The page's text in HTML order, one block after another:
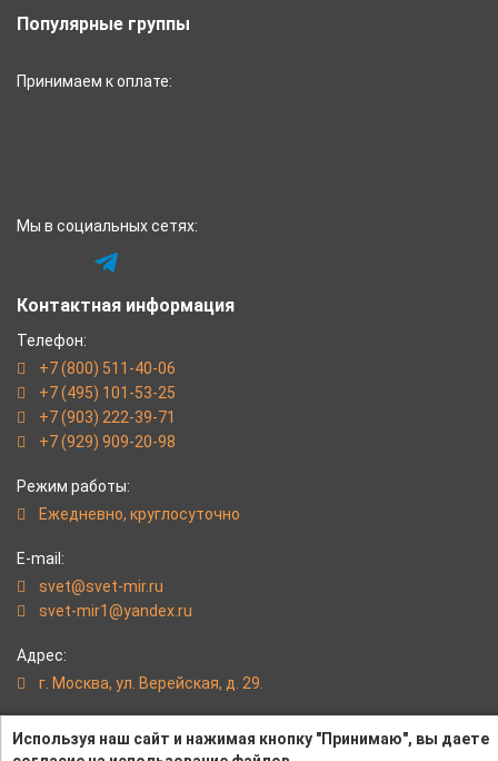
Популярные группы
Принимаем к оплате:
Мы в социальных сетях:
Контактная информация
Телефон:
+7 (800) 511-40-06
+7 (495) 101-53-25
+7 (903) 222-39-71
+7 (929) 909-20-98
Режим работы:
Eжедневно, круглосуточно
E-mail:
svet@svet-mir.ru
svet-mir1@yandex.ru
Адрес:
г. Москва, ул. Верейская, д. 29.
«Светлый Мир»
Используя наш сайт и нажимая кнопку "Принимаю", вы даете